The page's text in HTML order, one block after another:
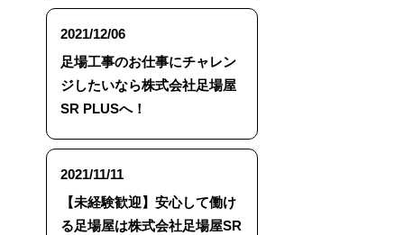
2021/12/06
足場工事のお仕事にチャレン
ジしたいなら株式会社足場屋
SR PLUSへ！
2021/11/11
【未経験歓迎】安心して働け
る足場屋は株式会社足場屋SR